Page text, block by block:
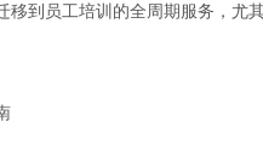
移到员工培训的全周期服务，